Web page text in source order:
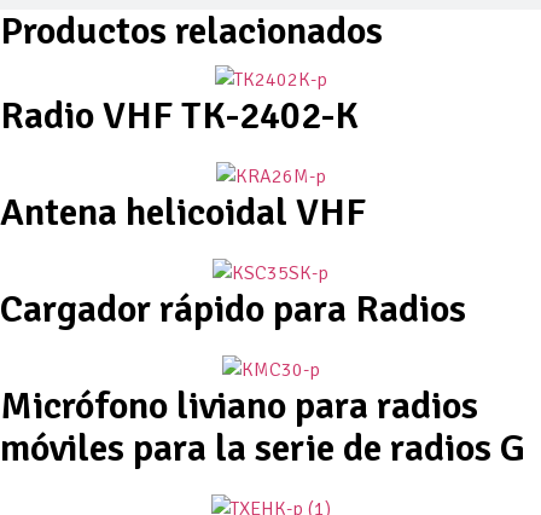
Productos relacionados
Radio VHF TK-2402-K
Antena helicoidal VHF
Cargador rápido para Radios
Micrófono liviano para radios
móviles para la serie de radios G